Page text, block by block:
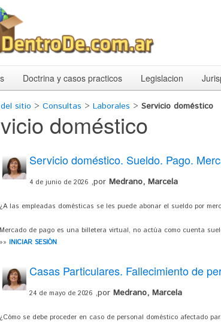
Doctrina y casos practicos Legislacion
sitio > Consultas > Laborales > Servicio doméstico
doméstico
Servicio doméstico. Sueldo. Pago.
4 de junio de 2026 ,por Medrano, Marcela
¿A las empleadas domésticas se les puede abonar el sueldo por
Mercado de pago es una billetera virtual, no actúa como cuenta
»» INICIAR SESIÓN
Casas Particulares. Fallecimiento de
24 de mayo de 2026 ,por Medrano, Marcela
¿Cómo se debe proceder en caso de personal doméstico afectado